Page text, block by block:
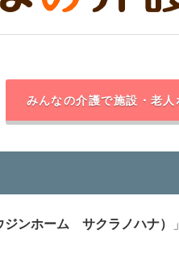
みんなの介護で施設・老人
ンホーム サクラノハナ）